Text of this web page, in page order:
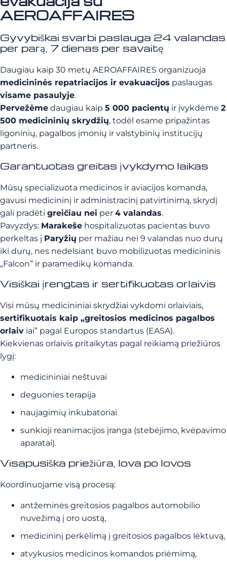
AEROAFFAIRES
Gyvybiškai svarbi paslauga 24 valandas
per parą, 7 dienas per savaitę
Daugiau kaip 30 metų AEROAFFAIRES organizuoja
medicininės repatriacijos ir evakuacijos paslaugas
visame pasaulyje.
Pervežėme daugiau kaip 5 000 pacientų ir įvykdėme 2
500 medicininių skrydžių, todėl esame pripažintas
ligoninių, pagalbos įmonių ir valstybinių institucijų
partneris.
Garantuotas greitas įvykdymo laikas
Mūsų specializuota medicinos ir aviacijos komanda,
gavusi medicininį ir administracinį patvirtinimą, skrydį
gali pradėti greičiau nei per 4 valandas.
Pavyzdys: Marakeše hospitalizuotas pacientas buvo
perkeltas į Paryžių per mažiau nei 9 valandas nuo durų
iki durų, nes nedelsiant buvo mobilizuotas medicininis
„Falcon” ir paramedikų komanda.
Visiškai įrengtas ir sertifikuotas orlaivis
Visi mūsų medicininiai skrydžiai vykdomi orlaiviais,
sertifikuotais kaip „greitosios medicinos pagalbos
orlaiv iai” pagal Europos standartus (EASA).
Kiekvienas orlaivis pritaikytas pagal reikiamą priežiūros
lygį:
medicininiai neštuvai
deguonies terapija
naujagimių inkubatoriai
sunkioji reanimacijos įranga (stebėjimo, kvėpavimo
aparatai).
Visapusiška priežiūra, lova po lovos
Koordinuojame visą procesą:
antžeminės greitosios pagalbos automobilio
nuvežimą į oro uostą,
medicininį perkėlimą į greitosios pagalbos lėktuvą,
atvykusios medicinos komandos priėmimą,